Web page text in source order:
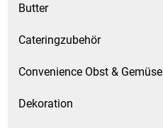
Butter
Cateringzubehör
Convenience Obst & Gemüse
Dekoration